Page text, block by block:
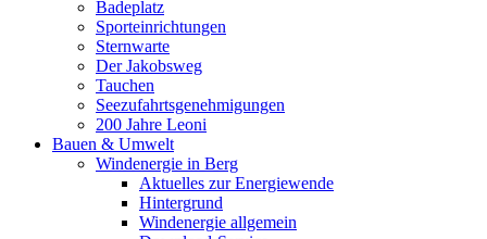
Badeplatz
Sporteinrichtungen
Sternwarte
Der Jakobsweg
Tauchen
Seezufahrtsgenehmigungen
200 Jahre Leoni
Bauen & Umwelt
Windenergie in Berg
Aktuelles zur Energiewende
Hintergrund
Windenergie allgemein